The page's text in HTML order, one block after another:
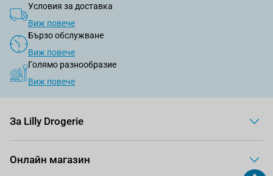
Условия за доставка
Виж повече
Бързо обслужване
Виж повече
Голямо разнообразие
Виж повече
За Lilly Drogerie
Онлайн магазин